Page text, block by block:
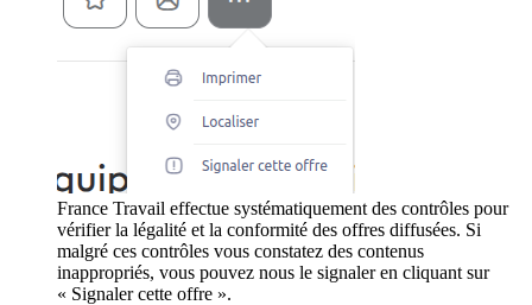
France Travail effectue systématiquement des contrôles pour
vérifier la légalité et la conformité des offres diffusées. Si
malgré ces contrôles vous constatez des contenus
inappropriés, vous pouvez nous le signaler en cliquant sur
« Signaler cette offre ».